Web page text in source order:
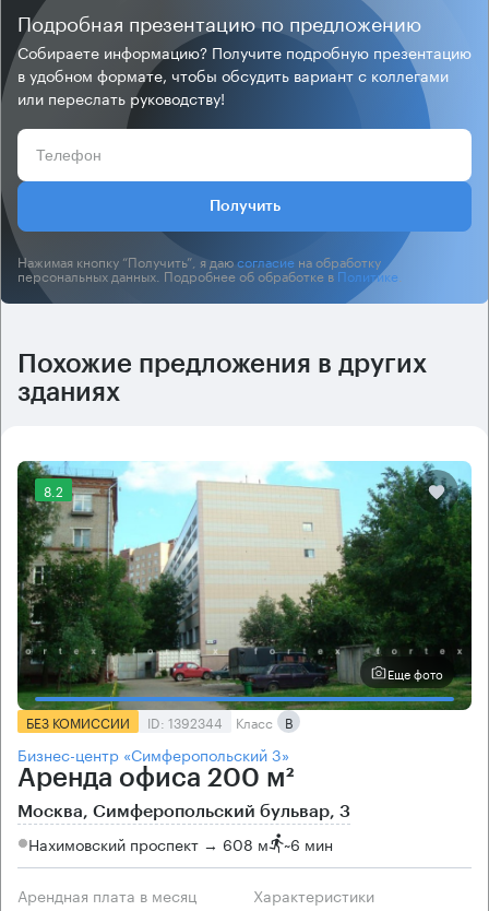
Подробная презентацию по предложению
Собираете информацию? Получите подробную презентацию
в удобном формате, чтобы обсудить вариант с коллегами
или переслать руководству!
Получить
Нажимая кнопку “Получить”, я даюсогласие на обработку
персональных данных. Подробнее об обработке вПолитике
Похожие предложения в других
зданиях
8.2
Еще фото
БЕЗ КОМИССИИ ID: 1392344 Класс B
Бизнес-центр «Симферопольский 3»
Аренда офиса 200 м²
Москва, Симферопольский бульвар, 3
Нахимовский проспект → 608 м ~6 мин
Арендная плата в месяц Характеристики